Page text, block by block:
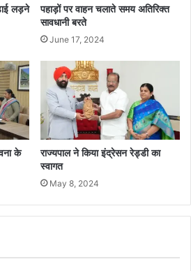
लड़ने
पहाड़ों पर वाहन चलाते समय अतिरिक्त
सावधानी बरते
June 17, 2024
के
राज्यपाल ने किया इंद्रेसन रेड्डी का
स्वागत
May 8, 2024